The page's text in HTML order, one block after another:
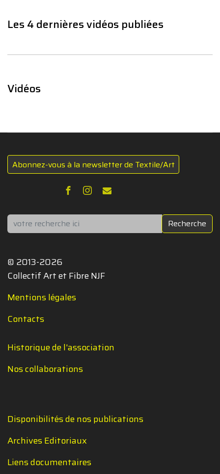
Les 4 dernières vidéos publiées
Vidéos
Abonnez-vous à la newsletter de Textile/Art
Rechercher Recherche
© 2013-2026
Collectif Art et Fibre NJF
Mentions légales
Contacts
Historique de l'association
Nos collaborations
Disponibilités de nos publications
Archives Editoriaux
Liens documentaires